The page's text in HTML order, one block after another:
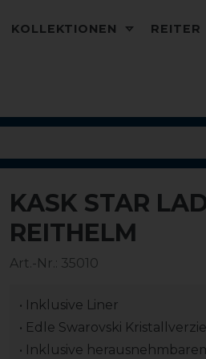
KOLLEKTIONEN REITER
KASK STAR
REITHELM
Art.-Nr.: 35010
• Inklusive Liner
• Edle Swarovski
• Inklusive